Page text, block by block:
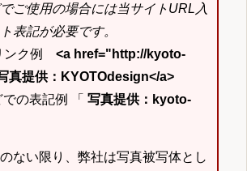
ご使用の場合には当サイトURL入
表記が必要です。
ンク例 <a href="http://kyoto-
真提供：KYOTOdesign</a>
の表記例 「 写真提供：kyoto-
ない限り、弊社は写真被写体とし